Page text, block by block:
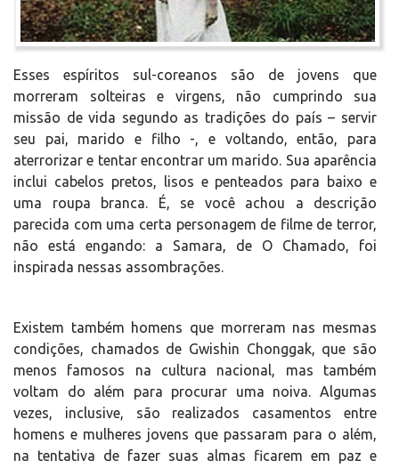
Esses espíritos sul-coreanos são de jovens que
morreram solteiras e virgens, não cumprindo sua
missão de vida segundo as tradições do país – servir
seu pai, marido e filho -, e voltando, então, para
aterrorizar e tentar encontrar um marido. Sua aparência
inclui cabelos pretos, lisos e penteados para baixo e
uma roupa branca. É, se você achou a descrição
parecida com uma certa personagem de filme de terror,
não está engando: a Samara, de O Chamado, foi
inspirada nessas assombrações.
Existem também homens que morreram nas mesmas
condições, chamados de Gwishin Chonggak, que são
menos famosos na cultura nacional, mas também
voltam do além para procurar uma noiva. Algumas
vezes, inclusive, são realizados casamentos entre
homens e mulheres jovens que passaram para o além,
na tentativa de fazer suas almas ficarem em paz e